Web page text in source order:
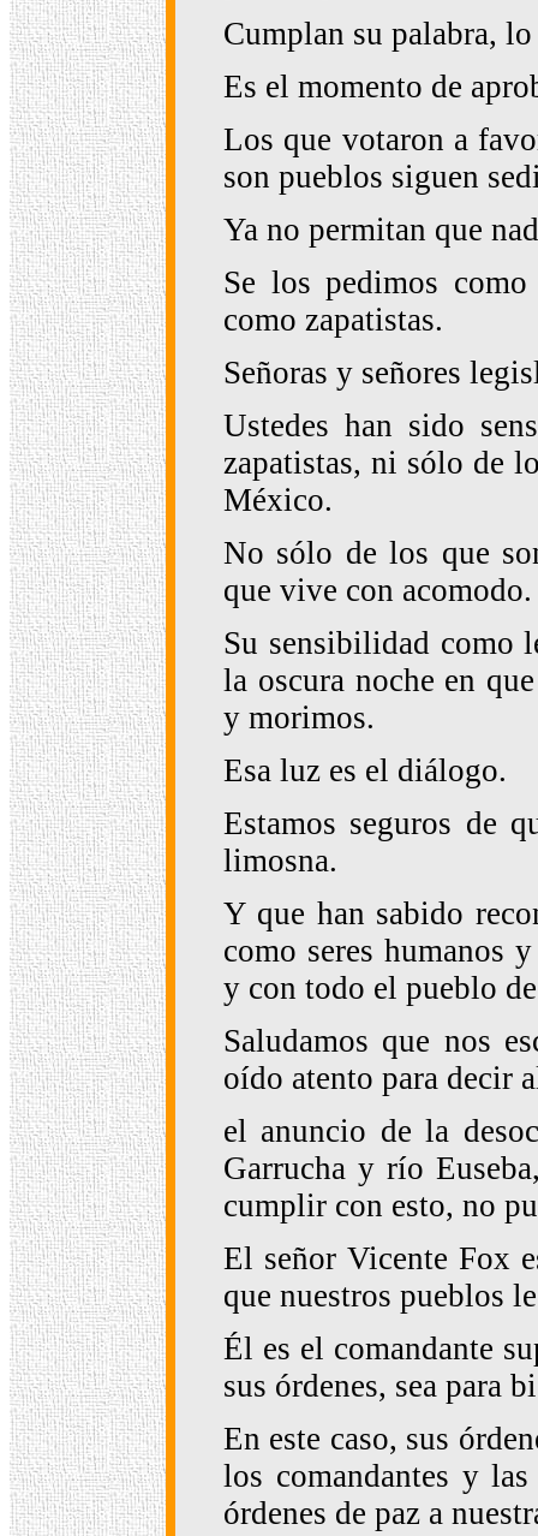
Cumplan su palabra,
Es el momento de
Los que votaron a
son pueblos siguen
Ya no permitan que
Se los pedimos
como zapatistas.
Señoras y señores
Ustedes han sido
zapatistas, ni sólo de
México.
No sólo de los que
que vive con acomodo.
Su sensibilidad como
la oscura noche en
y morimos.
Esa luz es el diálogo.
Estamos seguros de
limosna.
Y que han sabido
como seres humanos
y con todo el pueblo
Saludamos que nos
oído atento para decir
el anuncio de la
Garrucha y río
cumplir con esto, no
El señor Vicente Fox
que nuestros pueblos
Él es el comandante
sus órdenes, sea para
En este caso, sus
los comandantes y
órdenes de paz a